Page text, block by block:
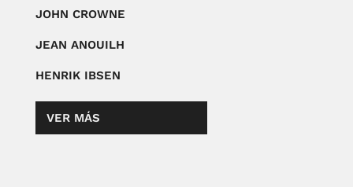
JOHN CROWNE
JEAN ANOUILH
HENRIK IBSEN
VER MÁS